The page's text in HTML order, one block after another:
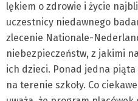
lękiem o zdrowie i życie
uczestnicy niedawnego
zlecenie Nationale-
niebezpieczeństw, z jakimi
ich dzieci. Ponad jedna
na terenie szkoły. Co